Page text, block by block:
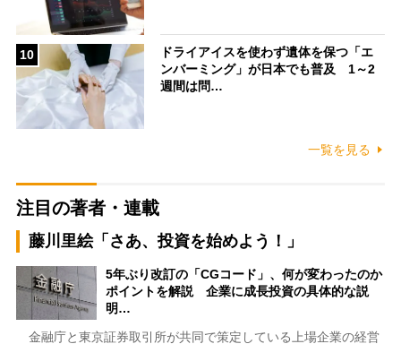
10
ドライアイスを使わず遺体を保つ「エ
ンバーミング」が日本でも普及 1～2
週間は問…
一覧を見る
注目の著者・連載
藤川里絵「さあ、投資を始めよう！」
5年ぶり改訂の「CGコード」、何が変わったのか
ポイントを解説 企業に成長投資の具体的な説
明…
金融庁と東京証券取引所が共同で策定している上場企業の経営